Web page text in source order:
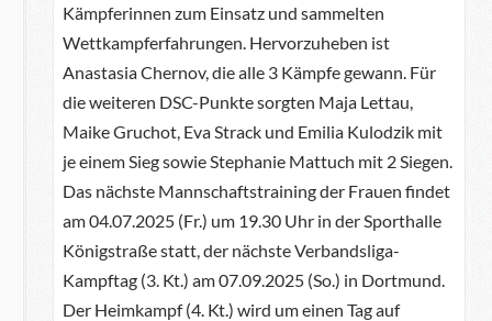
Kämpferinnen zum Einsatz und sammelten
Wettkampferfahrungen. Hervorzuheben ist
Anastasia Chernov, die alle 3 Kämpfe gewann. Für
die weiteren DSC-Punkte sorgten Maja Lettau,
Maike Gruchot, Eva Strack und Emilia Kulodzik mit
je einem Sieg sowie Stephanie Mattuch mit 2 Siegen.
Das nächste Mannschaftstraining der Frauen findet
am 04.07.2025 (Fr.) um 19.30 Uhr in der Sporthalle
Königstraße statt, der nächste Verbandsliga-
Kampftag (3. Kt.) am 07.09.2025 (So.) in Dortmund.
Der Heimkampf (4. Kt.) wird um einen Tag auf